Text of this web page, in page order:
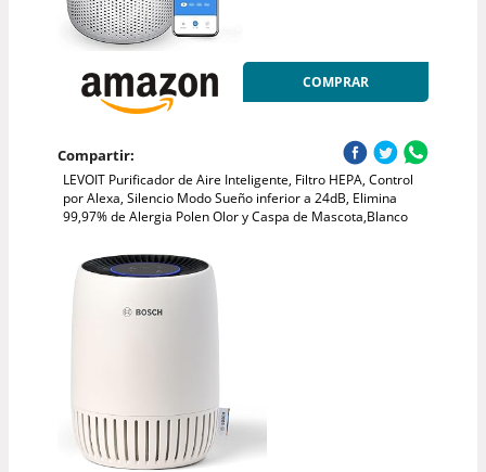
COMPRAR
Compartir:
LEVOIT Purificador de Aire Inteligente, Filtro HEPA, Control
por Alexa, Silencio Modo Sueño inferior a 24dB, Elimina
99,97% de Alergia Polen Olor y Caspa de Mascota,Blanco